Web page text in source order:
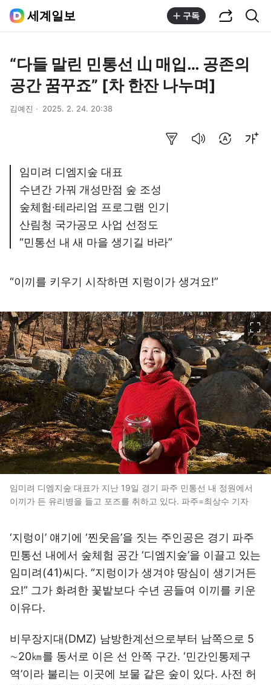
세계일보 구독
“다들 말린 민통선 山 매입… 공존의
공간 꿈꾸죠” [차 한잔 나누며]
김예진 2025. 2. 24. 20:38
임미려 디엠지숲 대표
수년간 가꿔 개성만점 숲 조성
숲체험·테라리엄 프로그램 인기
산림청 국가공모 사업 선정도
“민통선 내 새 마을 생기길 바라”
“이끼를 키우기 시작하면 지렁이가 생겨요!”
임미려 디엠지숲 대표가 지난 19일 경기 파주 민통선 내 정원에서
이끼가 든 유리병을 들고 포즈를 취하고 있다. 파주=최상수 기자
‘지렁이’ 얘기에 ‘찐웃음’을 짓는 주인공은 경기 파주
민통선 내에서 숲체험 공간 ‘디엠지숲’을 이끌고 있는
임미려(41)씨다. “지렁이가 생겨야 땅심이 생기거든
요!” 그가 화려한 꽃밭보다 수년 공들여 이끼를 키운
이유다.
비무장지대(DMZ) 남방한계선으로부터 남쪽으로 5
∼20㎞를 동서로 이은 선 안쪽 구간. ‘민간인통제구
역’이라 불리는 이곳에 보물 같은 숲이 있다. 사전 허